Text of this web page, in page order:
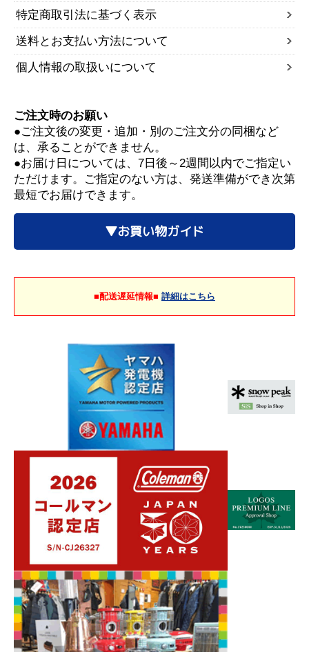
特定商取引法に基づく表示
送料とお支払い方法について
個人情報の取扱いについて
ご注文時のお願い
●ご注文後の変更・追加・別のご注文分の同梱など
は、承ることができません。
●お届け日については、7日後～2週間以内でご指定い
ただけます。ご指定のない方は、発送準備ができ次第
最短でお届けできます。
▼お買い物ガイド
■配送遅延情報■ 詳細はこちら